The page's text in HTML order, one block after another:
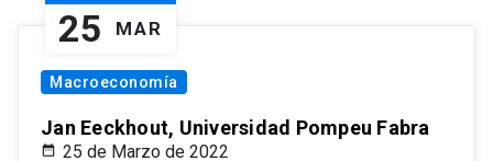
25 MAR
Macroeconomía
Jan Eeckhout, Universidad Pompeu Fabra
25 de Marzo de 2022